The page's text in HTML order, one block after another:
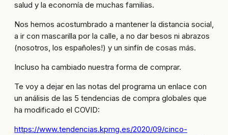
salud y la economía de muchas familias.
Nos hemos acostumbrado a mantener la distancia social,
a ir con mascarilla por la calle, a no dar besos ni abrazos
(nosotros, los españoles!) y un sinfín de cosas más.
Incluso ha cambiado nuestra forma de comprar.
Te voy a dejar en las notas del programa un enlace con
un análisis de las 5 tendencias de compra globales que
ha modificado el COVID:
https://www.tendencias.kpmg.es/2020/09/cinco-